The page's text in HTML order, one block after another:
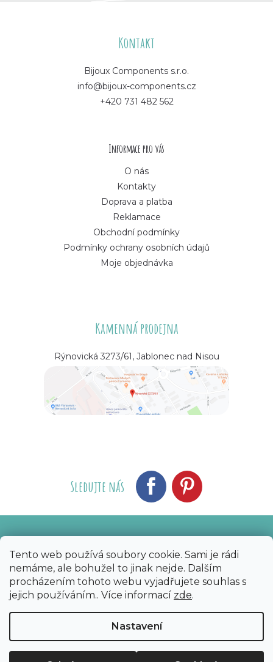
Tento web používá soubory cookie. Sami je rádi
nemáme, ale bohužel to jinak nejde. Dalším
procházením tohoto webu vyjadřujete souhlas s
jejich používáním.. Více informací zde.
Nastavení
Kontakt
Bijoux Components s.r.o.
info@bijoux-components.cz
+420 731 482 562
Informace pro vás
O nás
Kontakty
Doprava a platba
Reklamace
Obchodní podmínky
Podmínky ochrany osobních údajů
Moje objednávka
Kamenná prodejna
Rýnovická 3273/61, Jablonec nad Nisou
Sledujte nás
Copyright 2026 Bijoux Components - Svět
korálků. Všechna práva vyhrazena.